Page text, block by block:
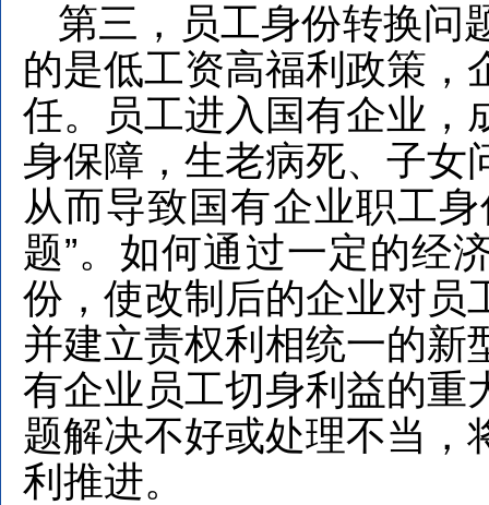
第三，员工身份转换问
的是低工资高福利政策，
任。员工进入国有企业，
身保障，生老病死、子女
从而导致国有企业职工
题”。如何通过一定的经
份，使改制后的企业对员
并建立责权利相统一的新
有企业员工切身利益的重
题解决不好或处理不当，
利推进。